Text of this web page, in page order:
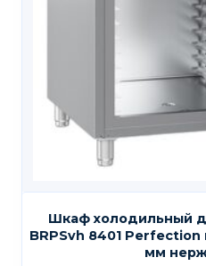
Шкаф холодильный
BRPSvh 8401
мм